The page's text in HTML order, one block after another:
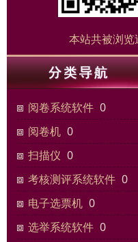
本站共被浏
阅卷系统软件 0
阅卷机 0
扫描仪 0
考核测评系统软件 0
电子选票机 0
选举系统软件 0